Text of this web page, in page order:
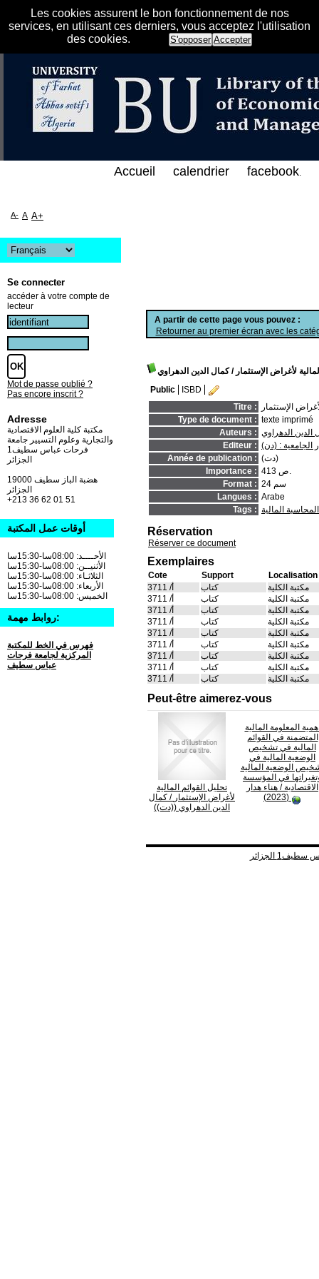
Les cookies assurent le bon fonctionnement de nos
services, en utilisant ces derniers, vous acceptez l'utilisation
des cookies.
S'opposer Accepter
الفهرس الإلكتروني على الخط المباشر لمكتبة كلية
A partir de cette page vous pouvez :
Retourner au premier écran avec les
لأغراض الإستثمار / كمال الدين الدهراوي
Public
ISBD
Titre :
الإستثمار
Type de document : texte imprimé
Auteurs : الدين الدهراوي
Editeur : الجامعية : (دن)
Année de publication :
(دت)
Importance :
413 ص.
Format :
24 سم
Langues : Arabe
Tags : المحاسبة المالية
Réservation
Réserver ce document
Exemplaires
Cote Support
Localisation
أ/ 3711
كتاب
مكتبة الكلية
أ/ 3711
كتاب
مكتبة الكلية
أ/ 3711
كتاب
مكتبة الكلية
أ/ 3711
كتاب
مكتبة الكلية
أ/ 3711
كتاب
مكتبة الكلية
أ/ 3711
كتاب
مكتبة الكلية
أ/ 3711
كتاب
مكتبة الكلية
أ/ 3711
كتاب
مكتبة الكلية
أ/ 3711
كتاب مكتبة الكلية
Peut-être aimerez-vous
تحليل القوائم المالية
لأغراض الإستثمار / كمال
الدين الدهراوي ((دت))
المعلومة المالية
المتضمنة في القوائم
المالية في تشخيص
الوضعية المالية في
الوضعية المالية
في المؤسسة
الاقتصادية/ هناء هدار
(2023)
Accueil calendrier facebook.
A- A A+
Se connecter
accéder à votre compte de
lecteur
Mot de passe oublié ?
Pas encore inscrit ?
Adresse
مكتبة كلية العلوم الاقتصادية
والتجارية وعلوم التسيير جامعة
فرحات عباس سطيف1
الجزائر
19000 هضبة الباز سطيف
+213 36 62 01 51
أوقات عمل المكتبة
الأحــــد: 08:00سا-15:30سا
الأثنيــن: 08:00سا-15:30سا
الثلاثـاء: 08:00سا-15:30سا
الأربعاء: 08:00سا-15:30سا
الخميس: 08:00سا-15:30سا
روابط مهمة:
فهرس في الخط للمكتبة
المركزية لجامعة فرحات
عباس سطيف